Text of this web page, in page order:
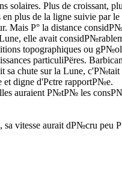
solaires. Plus de croissant,
plus de la ligne suivie par
Mais Р° la distance
elle avait
topographiques ou
particuliРёres.
sa chute sur la Lune,
et digne d'Рєtre rapportР№e.
auraient Р№tР№ les
vitesse aurait dР№cru peu